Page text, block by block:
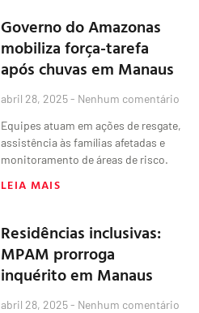
Governo do Amazonas
mobiliza força-tarefa
após chuvas em Manaus
abril 28, 2025 Nenhum comentário
Equipes atuam em ações de resgate,
assistência às famílias afetadas e
monitoramento de áreas de risco.
LEIA MAIS
Residências inclusivas:
MPAM prorroga
inquérito em Manaus
abril 28, 2025 Nenhum comentário